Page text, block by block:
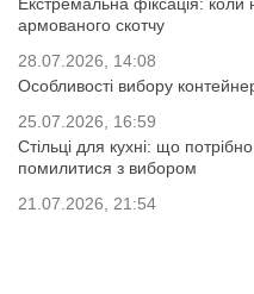
армованого скотчу
28.07.2026, 14:08
Особливості вибору
25.07.2026, 16:59
Стільці для кухні: що
помилитися з вибором
21.07.2026, 21:54